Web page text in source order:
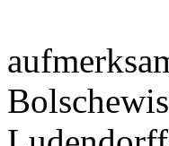
S. 32: